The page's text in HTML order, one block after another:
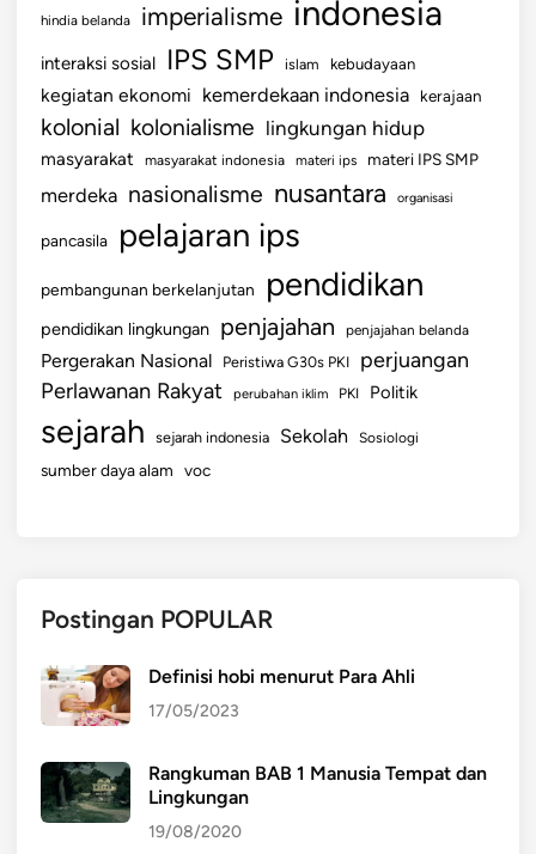
hindia belanda imperialisme indonesia
interaksi sosial IPS SMP islam kebudayaan
kegiatan ekonomi kemerdekaan indonesia kerajaan
kolonial kolonialisme lingkungan hidup
masyarakat masyarakat indonesia materi ips materi IPS SMP
merdeka nasionalisme nusantara organisasi
pancasila pelajaran ips
pembangunan berkelanjutan pendidikan
pendidikan lingkungan penjajahan penjajahan belanda
Pergerakan Nasional Peristiwa G30s PKI perjuangan
Perlawanan Rakyat perubahan iklim PKI Politik
sejarah sejarah indonesia Sekolah Sosiologi
sumber daya alam voc
Postingan POPULAR
Definisi hobi menurut Para Ahli
17/05/2023
Rangkuman BAB 1 Manusia Tempat dan
Lingkungan
19/08/2020